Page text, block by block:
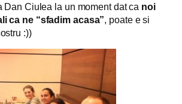
Dan Ciulea la un moment dat ca noi
ca ne “sfadim acasa”, poate e si
:))